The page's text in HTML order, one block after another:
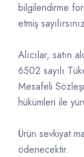
bilgilendirme
etmiş
Alıcılar, satın
6502 sayılı
Mesafeli
hükümleri ile
Ürün sevkiyat
ödenecektir.